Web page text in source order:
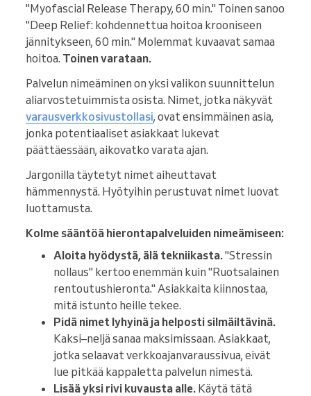
"Myofascial Release Therapy, 60 min." Toinen sanoo
"Deep Relief: kohdennettua hoitoa krooniseen
jännitykseen, 60 min." Molemmat kuvaavat samaa
hoitoa. Toinen varataan.
Palvelun nimeäminen on yksi valikon suunnittelun
aliarvostetuimmista osista. Nimet, jotka näkyvät
varausverkkosivustollasi, ovat ensimmäinen asia,
jonka potentiaaliset asiakkaat lukevat
päättäessään, aikovatko varata ajan.
Jargonilla täytetyt nimet aiheuttavat
hämmennystä. Hyötyihin perustuvat nimet luovat
luottamusta.
Kolme sääntöä hierontapalveluiden nimeämiseen:
Aloita hyödystä, älä tekniikasta."Stressin
nollaus" kertoo enemmän kuin "Ruotsalainen
rentoutushieronta." Asiakkaita kiinnostaa,
mitä istunto heille tekee.
Pidä nimet lyhyinä ja helposti silmäiltävinä.
Kaksi–neljä sanaa maksimissaan. Asiakkaat,
jotka selaavat verkkoajanvaraussivua, eivät
lue pitkää kappaletta palvelun nimestä.
Lisää yksi rivi kuvausta alle. Käytä tätä